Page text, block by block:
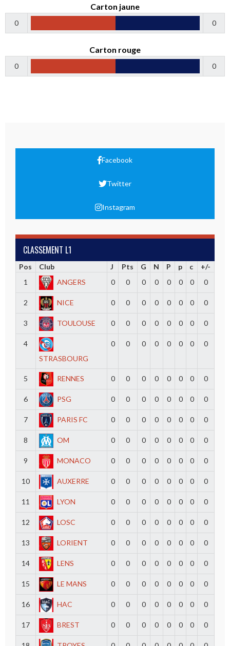
Carton jaune
0 0
Carton rouge
0 0
Facebook
Twitter
Instagram
CLASSEMENT L1
Pos Club J Pts G N P p c
+/-
1
ANGERS 0 0 0 0 0 0 0 0
2 NICE 0 0 0 0 0 0 0 0
3 TOULOUSE 0 0 0 0 0 0 0 0
4
STRASBOURG
0 0 0 0 0 0 0 0
5 RENNES 0 0 0 0 0 0 0 0
6 PSG 0 0 0 0 0 0 0 0
7 PARIS FC 0 0 0 0 0 0 0 0
8 OM 0 0 0 0 0 0 0 0
9 MONACO 0 0 0 0 0 0 0 0
10 AUXERRE 0 0 0 0 0 0 0 0
11 LYON 0 0 0 0 0 0 0 0
12 LOSC 0 0 0 0 0 0 0 0
13 LORIENT 0 0 0 0 0 0 0 0
14 LENS 0 0 0 0 0 0 0 0
15 LE MANS 0 0 0 0 0 0 0 0
16 HAC 0 0 0 0 0 0 0 0
17 BREST 0 0 0 0 0 0 0 0